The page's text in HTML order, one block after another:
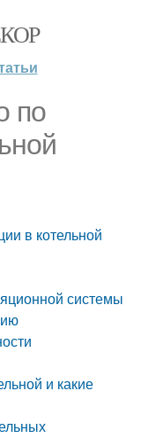
по
в котельной
системы
и какие